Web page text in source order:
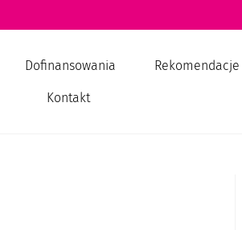
Dofinansowania Rekomendacje
Kontakt